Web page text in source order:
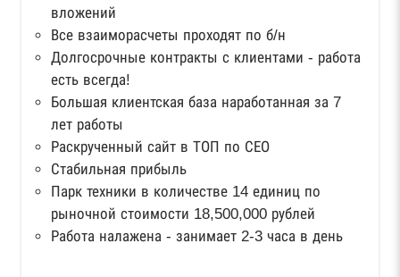
вложений
Все взаиморасчеты проходят по б/н
Долгосрочные контракты с клиентами - работа
есть всегда!
Большая клиентская база наработанная за 7
лет работы
Раскрученный сайт в ТОП по СЕО
Стабильная прибыль
Парк техники в количестве 14 единиц по
рыночной стоимости 18,500,000 рублей
Работа налажена - занимает 2-3 часа в день